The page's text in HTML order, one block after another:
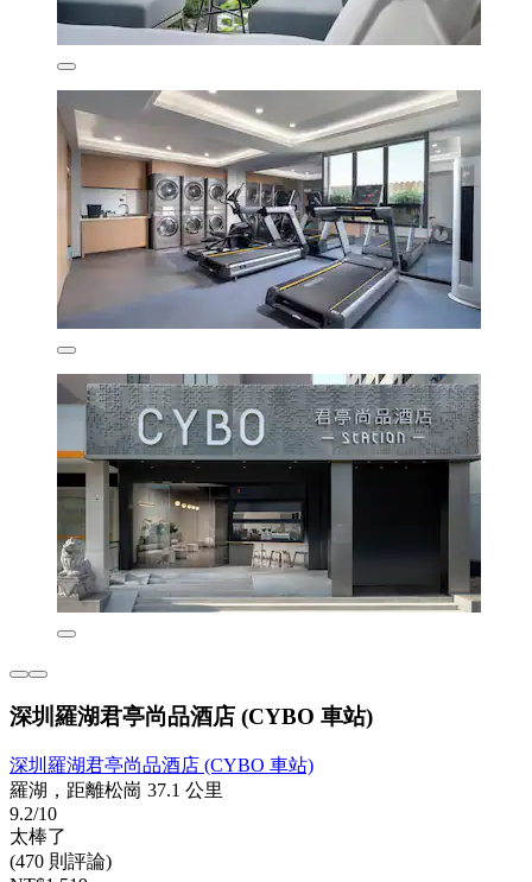
深圳羅湖君亭尚品酒店 (CYBO 車站)
深圳羅湖君亭尚品酒店 (CYBO 車站)
羅湖，距離松崗 37.1 公里
9.2/10
太棒了
(470 則評論)